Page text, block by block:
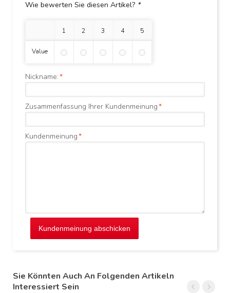
Wie bewerten Sie diesen Artikel? *
1 Stern 2 Sterne3 Sterne4 Sterne5 Sterne
Value
*
Nickname:
*
Zusammenfassung Ihrer Kundenmeinung
*
Kundenmeinung
Kundenmeinung abschicken
Sie Könnten Auch An Folgenden Artikeln
Interessiert Sein